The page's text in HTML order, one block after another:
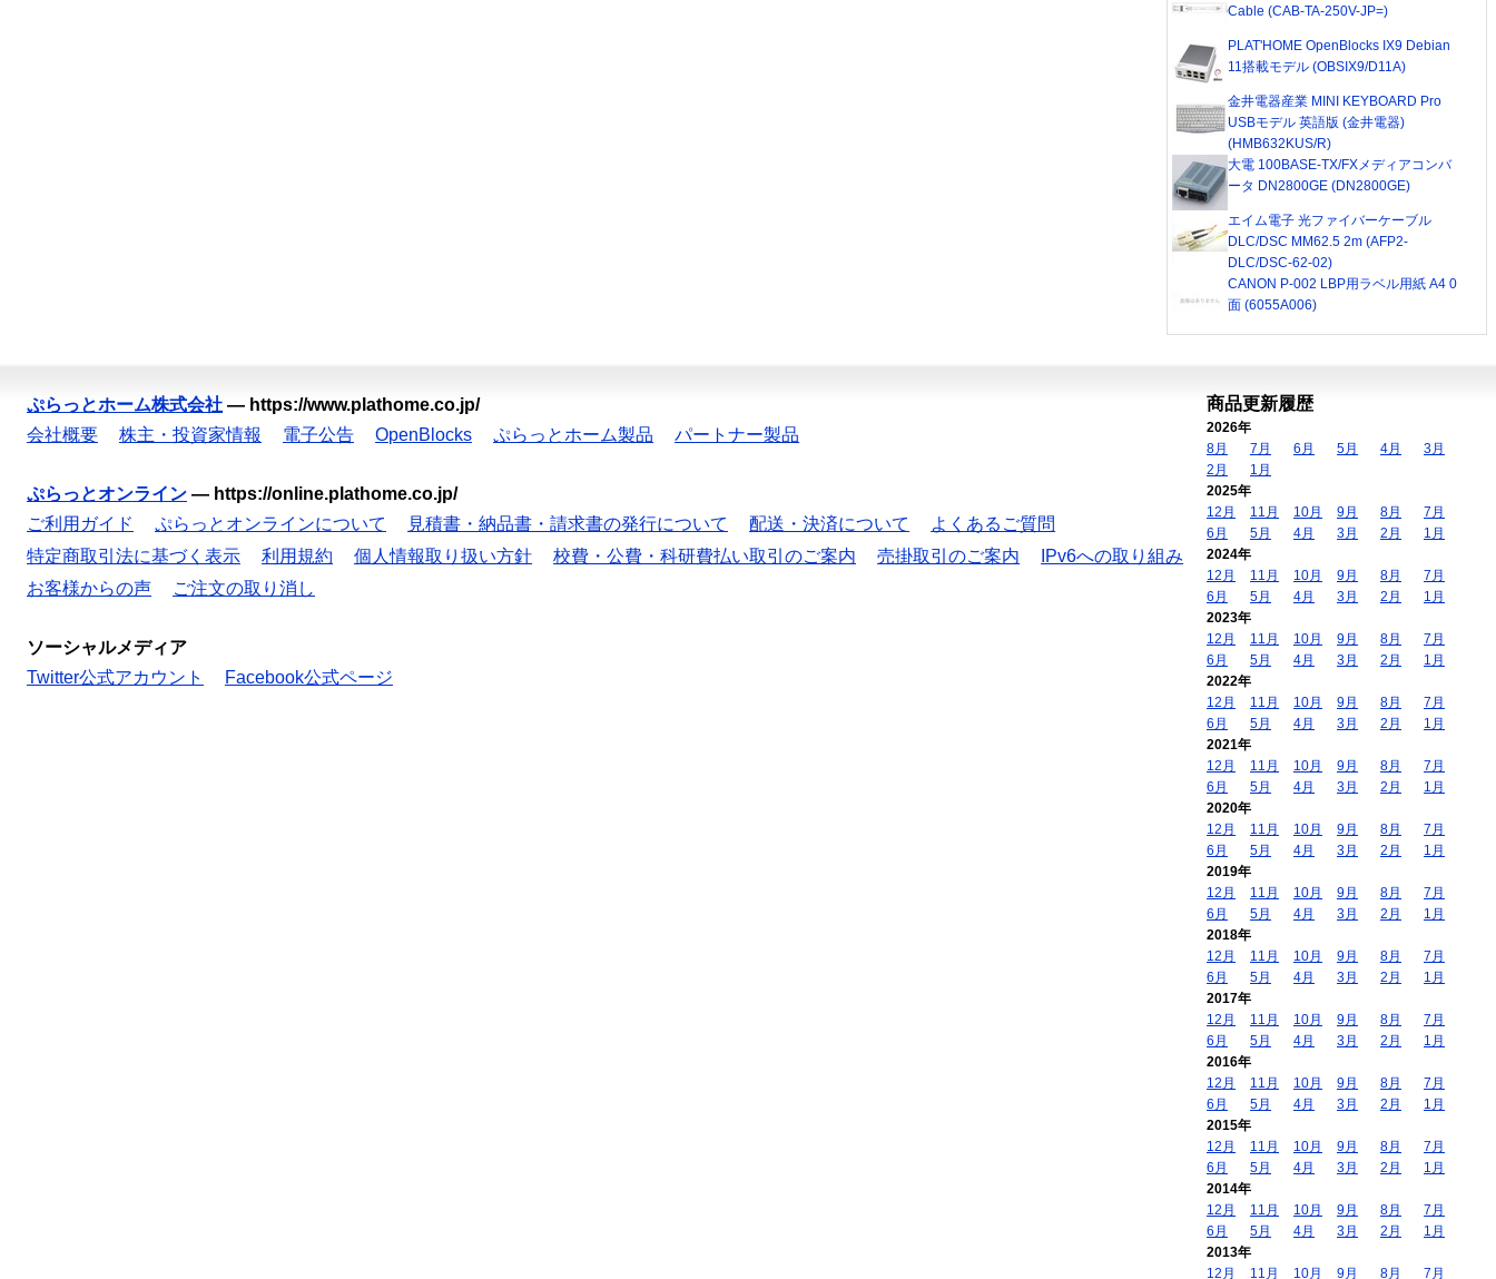
Cable (CAB-TA-250V-JP=)
PLAT'HOME OpenBlocks IX9 Debian
11搭載モデル (OBSIX9/D11A)
金井電器産業 MINI KEYBOARD Pro
USBモデル 英語版 (金井電器)
(HMB632KUS/R)
大電 100BASE-TX/FXメディアコンバ
ータ DN2800GE (DN2800GE)
エイム電子 光ファイバーケーブル
DLC/DSC MM62.5 2m (AFP2-
DLC/DSC-62-02)
CANON P-002 LBP用ラベル用紙 A4 0
面 (6055A006)
ぷらっとホーム株式会社 — https://www.plathome.co.jp/
会社概要
株主・投資家情報 電子公告 OpenBlocks ぷらっとホーム製品 パートナー製品
ぷらっとオンライン — https://online.plathome.co.jp/
ご利用ガイド
ぷらっとオンラインについて 見積書・納品書・請求書の発行について 配送・決済について
よくあるご質問
特定商取引法に基づく表示
利用規約 個人情報取り扱い方針 校費・公費・科研費払い取引のご案内 売掛取引のご案内
IPv6への取り組み
お客様からの声
ご注文の取り消し
ソーシャルメディア
Twitter公式アカウント
Facebook公式ページ
商品更新履歴
2026年
8月
7月 6月 5月 4月
3月
2月
1月
2025年
12月
11月 10月 9月 8月
7月
6月
5月 4月 3月 2月
1月
2024年
12月
11月 10月 9月 8月
7月
6月
5月 4月 3月 2月
1月
2023年
12月
11月 10月 9月 8月
7月
6月
5月 4月 3月 2月
1月
2022年
12月
11月 10月 9月 8月
7月
6月
5月 4月 3月 2月
1月
2021年
12月
11月 10月 9月 8月
7月
6月
5月 4月 3月 2月
1月
2020年
12月
11月 10月 9月 8月
7月
6月
5月 4月 3月 2月
1月
2019年
12月
11月 10月 9月 8月
7月
6月
5月 4月 3月 2月
1月
2018年
12月
11月 10月 9月 8月
7月
6月
5月 4月 3月 2月
1月
2017年
12月
11月 10月 9月 8月
7月
6月
5月 4月 3月 2月
1月
2016年
12月
11月 10月 9月 8月
7月
6月
5月 4月 3月 2月
1月
2015年
12月
11月 10月 9月 8月
7月
6月
5月 4月 3月 2月
1月
2014年
12月
11月 10月 9月 8月
7月
6月
5月 4月 3月 2月
1月
2013年
12月
11月 10月 9月 8月 7月